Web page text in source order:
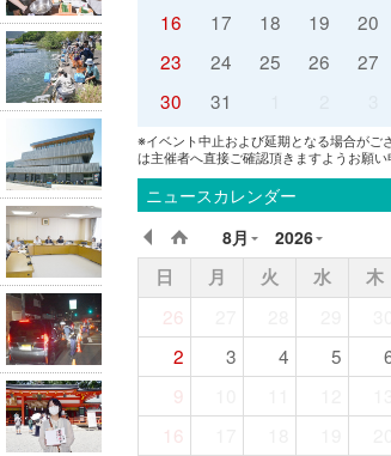
16
17 18 19 20
23
24 25 26 27
30
31
※イベント中止および延期となる場合がご
は主催者へ直接ご確認頂きますようお願い
ニュースカレンダー
8月 2026
日 月 火 水 木
26
2
3 4 5
9
16